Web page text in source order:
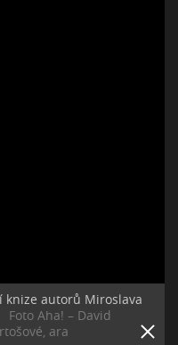
knize autorů Miroslava
Foto Aha! – David
ara